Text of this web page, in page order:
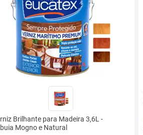
Brilhante para Madeira 3,6L -
Mogno e Natural